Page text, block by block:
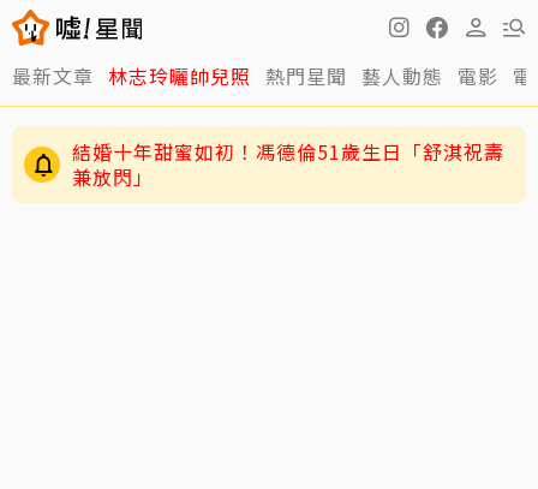
最新文章 林志玲曬帥兒照 熱門星聞 藝人動態 電影
結婚十年甜蜜如初！馮德倫51歲生日「舒淇祝壽
兼放閃」